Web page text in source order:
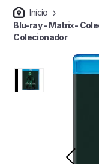
Início
Blu-ray - Matrix-
Colecionador